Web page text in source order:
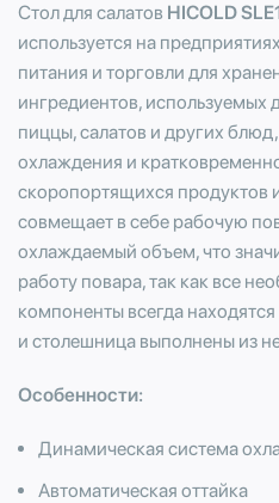
Стол для салатов HICOLD
используется на
питания и торговли для
ингредиентов, используемых
пиццы, салатов и других
охлаждения и
скоропортящихся продуктов
совмещает в себе рабочую
охлаждаемый объем, что
работу повара, так как все
компоненты всегда
и столешница выполнены из
Особенности:
Динамическая система
Автоматическая оттайка